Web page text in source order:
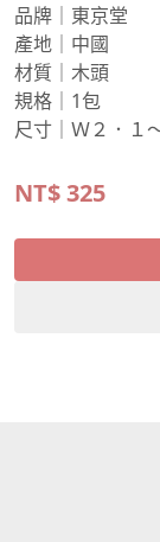
品牌｜東京堂
產地｜中國
材質｜木頭
規格｜1包
尺寸｜Ｗ２．１
NT$325